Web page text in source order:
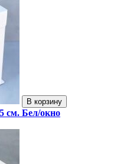
В корзину
см. Бел/окно